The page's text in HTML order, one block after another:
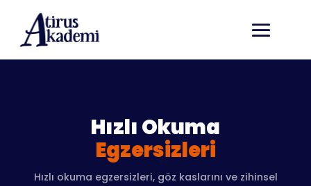
Hızlı Okuma
Egzersizleri
Hızlı okuma egzersizleri, göz kaslarını ve zihinsel